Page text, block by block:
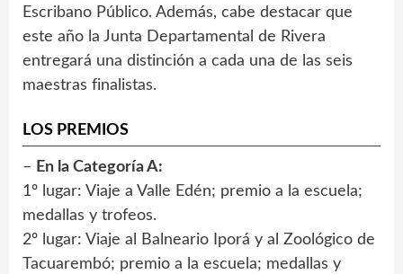
Escribano Público. Además, cabe destacar que
este año la Junta Departamental de Rivera
entregará una distinción a cada una de las seis
maestras finalistas.
LOS PREMIOS
– En la Categoría A:
1º lugar: Viaje a Valle Edén; premio a la escuela;
medallas y trofeos.
2º lugar: Viaje al Balneario Iporá y al Zoológico de
Tacuarembó; premio a la escuela; medallas y